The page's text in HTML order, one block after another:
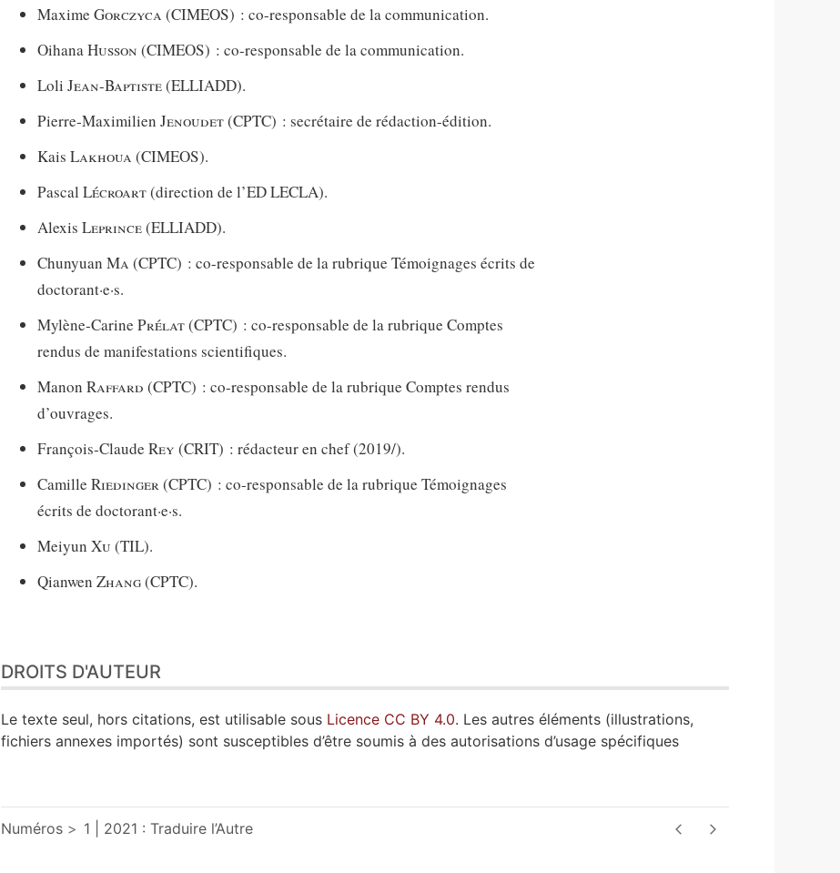
Maxime Gorczyca (CIMEOS) : co-responsable de la communication.
Oihana Husson (CIMEOS) : co-responsable de la communication.
Loli Jean-Baptiste(ELLIADD).
Pierre‑Maximilien Jenoudet(CPTC) : secrétaire de rédaction-édition.
Kais Lakhoua (CIMEOS).
Pascal Lécroart(direction de l’ED LECLA).
Alexis Leprince(ELLIADD).
Chunyuan Ma (CPTC) : co-responsable de la rubrique Témoignages écrits de
doctorant·e·s.
Mylène‑Carine Prélat(CPTC) : co-responsable de la rubrique Comptes
rendus de manifestations scientifiques.
Manon Raffard (CPTC) : co-responsable de la rubrique Comptes rendus
d’ouvrages.
François‑Claude Rey (CRIT) : rédacteur en chef (2019/).
Camille Riedinger (CPTC) : co-responsable de la rubrique Témoignages
écrits de doctorant·e·s.
Meiyun Xu (TIL).
Qianwen Zhang(CPTC).
DROITS D'AUTEUR
Le texte seul, hors citations, est utilisable sous Licence CC BY 4.0. Les autres éléments (illustrations,
fichiers annexes importés) sont susceptibles d’être soumis à des autorisations d’usage spécifiques
Numéros 1 | 2021 : Traduire l’Autre